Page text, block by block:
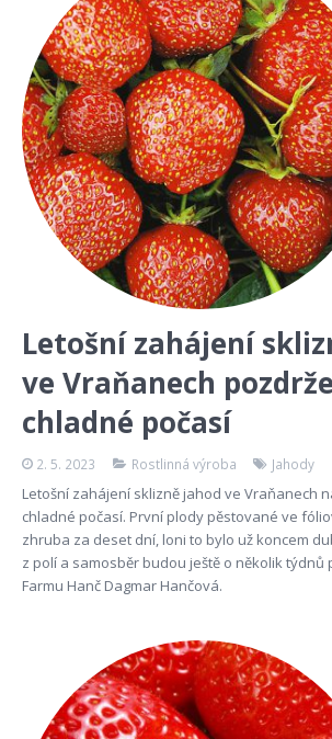
Letošní zahájení
ve Vraňanech
chladné počasí
2. 5. 2023 Rostlinná výroba Jahody
Letošní zahájení sklizně jahod ve Vraňanech
chladné počasí. První plody pěstované ve
zhruba za deset dní, loni to bylo už koncem
z polí a samosběr budou ještě o několik týdnů
Farmu Hanč Dagmar Hančová.